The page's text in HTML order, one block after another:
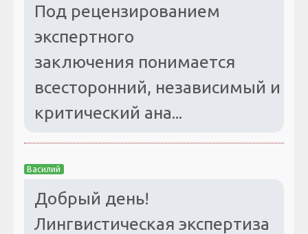
Под рецензированием
экспертного
заключения понимается
всесторонний, независимый и
критический ана...
Василий
Добрый день!
Лингвистическая экспертиза